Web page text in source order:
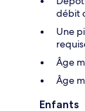
débit
Une
Âge
Âge
Enfants